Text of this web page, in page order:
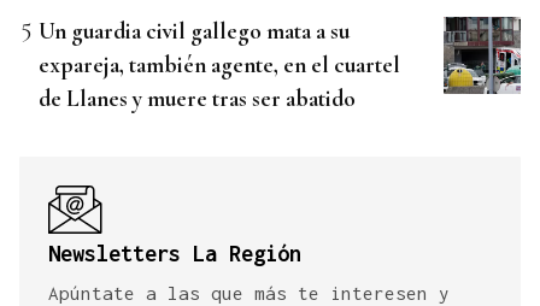
Un guardia civil gallego mata a su
expareja, también agente, en el cuartel
de Llanes y muere tras ser abatido
Newsletters La Región
Apúntate a las que más te interesen y